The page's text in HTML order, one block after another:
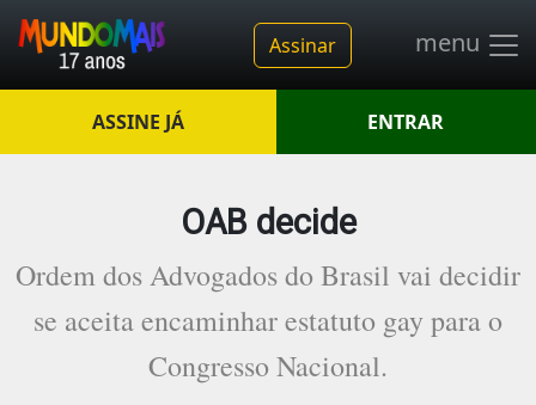
Assinar menu
ASSINE JÁ ENTRAR
OAB decide
Ordem dos Advogados do Brasil vai decidir
se aceita encaminhar estatuto gay para o
Congresso Nacional.